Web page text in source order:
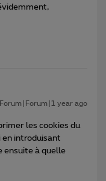
Forum|Forum|1 year ago
les cookies du
en introduisant
ensuite à quelle